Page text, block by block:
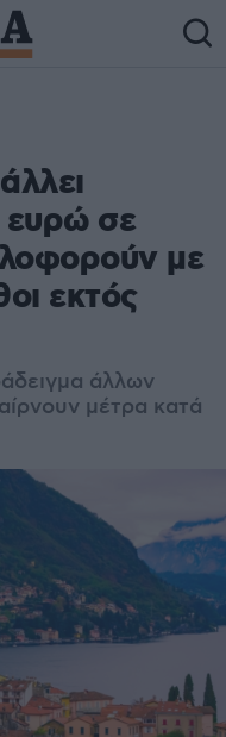
ευρώ σε
με
εκτός
άλλων
μέτρα κατά